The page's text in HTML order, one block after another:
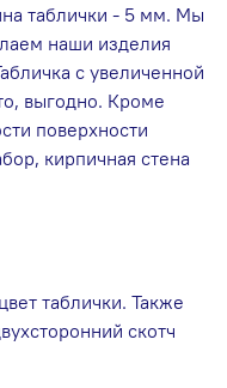
таблички - 5 мм. Мы
наши изделия
с увеличенной
выгодно. Кроме
поверхности
кирпичная стена
таблички. Также
скотч